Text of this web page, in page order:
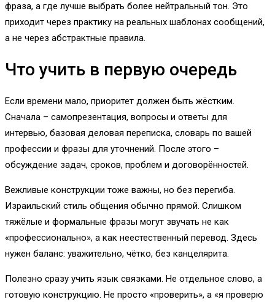
фраза, а где лучше выбрать более нейтральный тон. Это
приходит через практику на реальных шаблонах сообщений,
а не через абстрактные правила.
Что учить в первую очередь
Если времени мало, приоритет должен быть жёстким.
Сначала – самопрезентация, вопросы и ответы для
интервью, базовая деловая переписка, словарь по вашей
профессии и фразы для уточнений. После этого –
обсуждение задач, сроков, проблем и договорённостей.
Вежливые конструкции тоже важны, но без перегиба.
Израильский стиль общения обычно прямой. Слишком
тяжёлые и формальные фразы могут звучать не как
«профессионально», а как неестественный перевод. Здесь
нужен баланс: уважительно, чётко, без канцелярита.
Полезно сразу учить язык связками. Не отдельное слово, а
готовую конструкцию. Не просто «проверить», а «я проверю